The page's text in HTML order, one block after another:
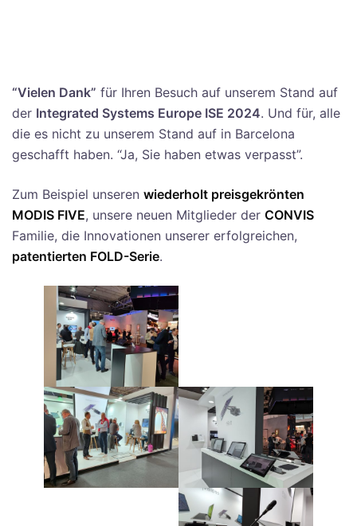
“Vielen Dank” für Ihren Besuch auf unserem Stand auf
der Integrated Systems Europe ISE 2024. Und für, alle
die es nicht zu unserem Stand auf in Barcelona
geschafft haben. “Ja, Sie haben etwas verpasst”.
Zum Beispiel unseren wiederholt preisgekrönten
MODIS FIVE, unsere neuen Mitglieder der CONVIS
Familie, die Innovationen unserer erfolgreichen,
patentierten FOLD-Serie.